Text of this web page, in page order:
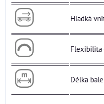
Hladká
Délka